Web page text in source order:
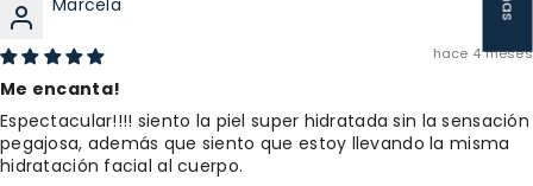
hace 4 meses
Me encanta!
Espectacular!!!! siento la piel super hidratada sin la sensación
pegajosa, además que siento que estoy llevando la misma
hidratación facial al cuerpo.